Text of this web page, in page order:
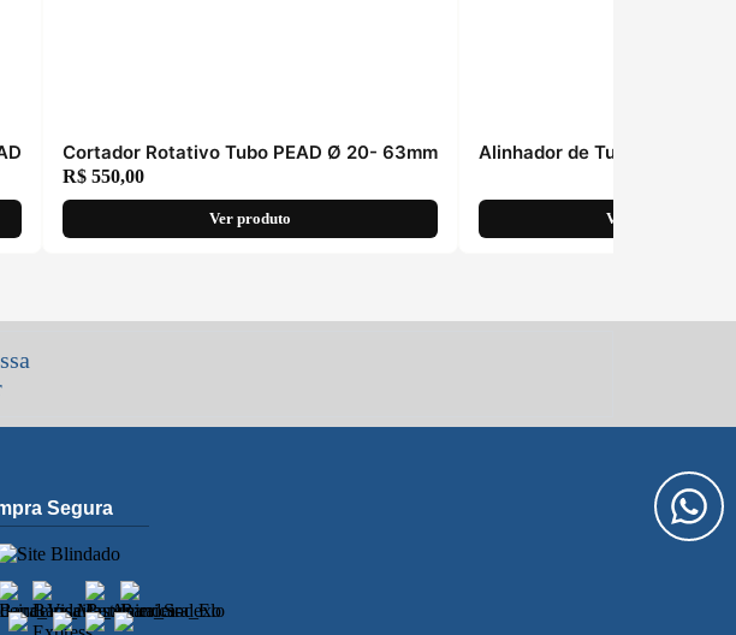
Cortador Rotativo Tubo PEAD Ø 20- 63mm
R$ 550,00
Ver produto
Alinhador de Tubo PEAD
Ver produto
Segura